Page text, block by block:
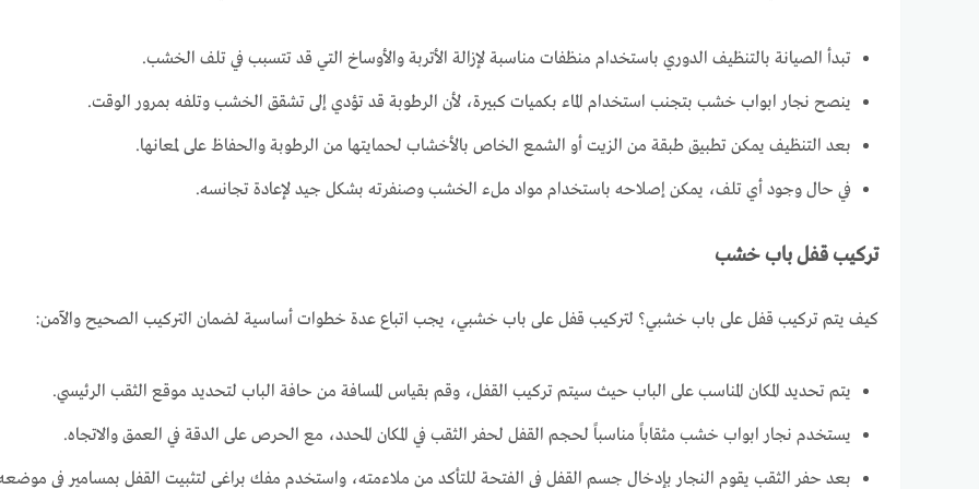
تبدأ الصيانة بالتنظيف الدوري باستخدام منظفات مناسبة لإزالة الأتربة والأوساخ التي قد تتسبب في تلف الخشب.
ينصح نجار ابواب خشب بتجنب استخدام الماء بكميات كبيرة، لأن الرطوبة قد تؤدي إلى تشقق الخشب وتلفه بمرور الوقت.
بعد التنظيف يمكن تطبيق طبقة من الزيت أو الشمع الخاص بالأخشاب لحمايتها من الرطوبة والحفاظ على لمعانها.
في حال وجود أي تلف، يمكن إصلاحه باستخدام مواد ملء الخشب وصنفرته بشكل جيد لإعادة تجانسه.
تركيب قفل باب خشب
كيف يتم تركيب قفل على باب خشبي؟ لتركيب قفل على باب خشبي، يجب اتباع عدة خطوات أساسية لضمان التركيب الصحيح والآمن:
يتم تحديد المكان المناسب على الباب حيث سيتم تركيب القفل، وقم بقياس المسافة من حافة الباب لتحديد موقع الثقب الرئيسي.
يستخدم نجار ابواب خشب مثقاباً مناسباً لحجم القفل لحفر الثقب في المكان المحدد، مع الحرص على الدقة في العمق والاتجاه.
بعد حفر الثقب يقوم النجار بإدخال جسم القفل في الفتحة للتأكد من ملاءمته، واستخدم مفك براغي لتثبيت القفل بمسامير في